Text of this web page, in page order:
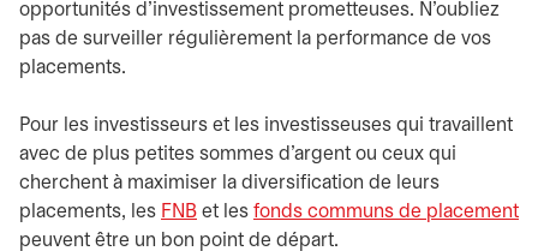
opportunités d'investissement prometteuses. N'oubliez
pas de surveiller régulièrement la performance de vos
placements.
Pour les investisseurs et les investisseuses qui travaillent
avec de plus petites sommes d'argent ou ceux qui
cherchent à maximiser la diversification de leurs
placements, les FNB et les fonds communs de placement
peuvent être un bon point de départ.